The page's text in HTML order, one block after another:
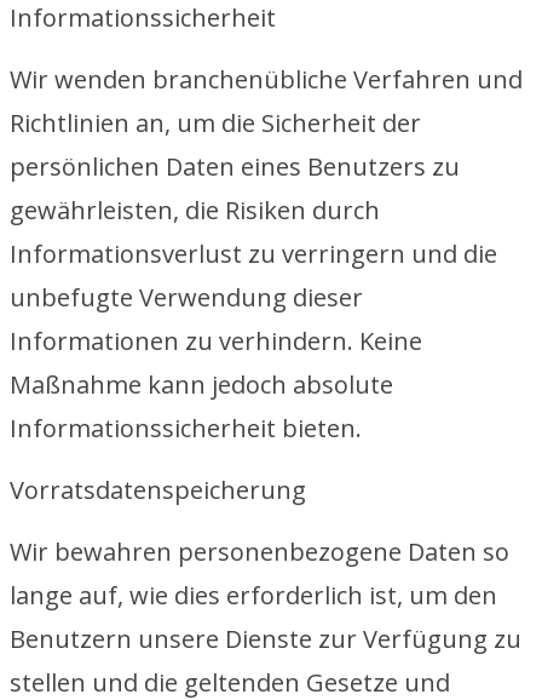
Informationssicherheit
Wir wenden branchenübliche Verfahren und
Richtlinien an, um die Sicherheit der
persönlichen Daten eines Benutzers zu
gewährleisten, die Risiken durch
Informationsverlust zu verringern und die
unbefugte Verwendung dieser
Informationen zu verhindern. Keine
Maßnahme kann jedoch absolute
Informationssicherheit bieten.
Vorratsdatenspeicherung
Wir bewahren personenbezogene Daten so
lange auf, wie dies erforderlich ist, um den
Benutzern unsere Dienste zur Verfügung zu
stellen und die geltenden Gesetze und